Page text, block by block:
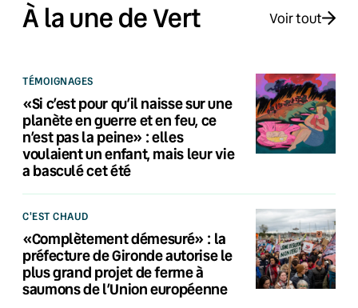
À la une de Vert Voir tout
TÉMOIGNAGES
«Si c’est pour qu’il naisse sur une
planète en guerre et en feu, ce
n’est pas la peine» : elles
voulaient un enfant, mais leur vie
a basculé cet été
C'EST CHAUD
«Complètement démesuré» : la
préfecture de Gironde autorise le
plus grand projet de ferme à
saumons de l’Union européenne